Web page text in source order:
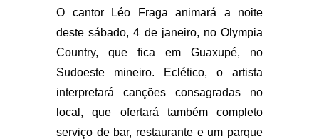
O cantor Léo Fraga animará a noite
deste sábado, 4 de janeiro, no Olympia
Country, que fica em Guaxupé, no
Sudoeste mineiro. Eclético, o artista
interpretará canções consagradas no
local, que ofertará também completo
serviço de bar, restaurante e um parque